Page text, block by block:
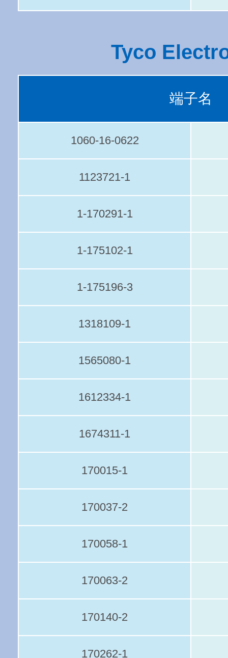
Tyco
端子名
1060-16-0622
1123721-1
1-170291-1
1-175102-1
1-175196-3
1318109-1
1565080-1
1612334-1
1674311-1
170015-1
170037-2
170058-1
170063-2
170140-2
170262-1